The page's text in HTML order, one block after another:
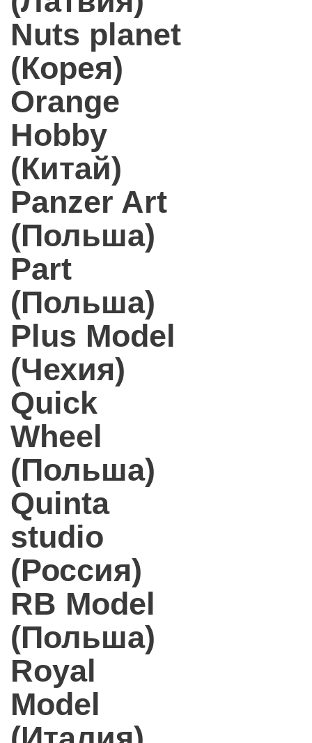
Nuts planet
(Корея)
Orange
Hobby
(Китай)
Panzer Art
(Польша)
Part
(Польша)
Plus Model
(Чехия)
Quick
Wheel
(Польша)
Quinta
studio
(Россия)
RB Model
(Польша)
Royal
Model